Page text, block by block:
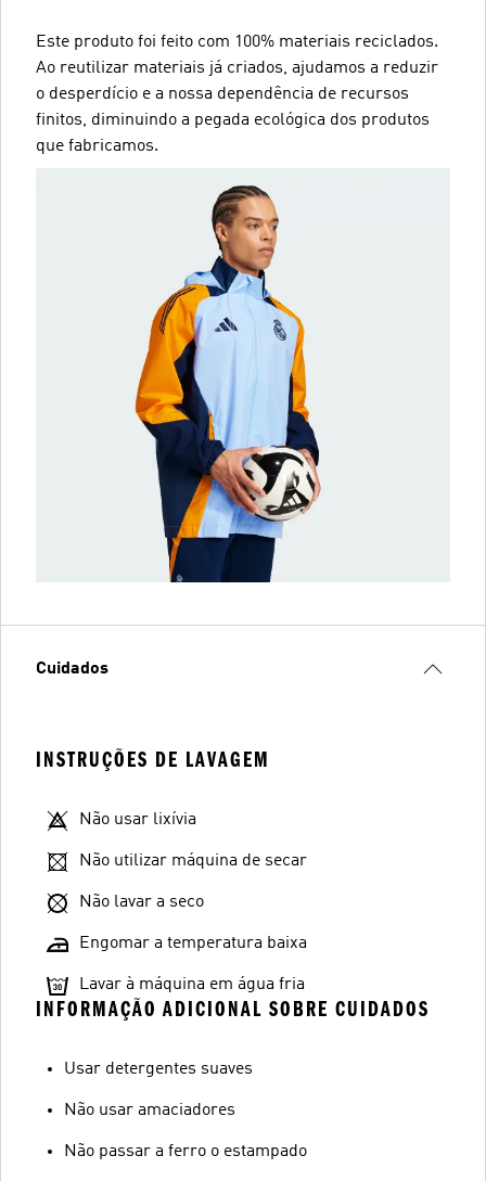
Este produto foi feito com 100% materiais reciclados.
Ao reutilizar materiais já criados, ajudamos a reduzir
o desperdício e a nossa dependência de recursos
finitos, diminuindo a pegada ecológica dos produtos
que fabricamos.
Cuidados
INSTRUÇÕES DE LAVAGEM
Não usar lixívia
Não utilizar máquina de secar
Não lavar a seco
Engomar a temperatura baixa
Lavar à máquina em água fria
INFORMAÇÃO ADICIONAL SOBRE CUIDADOS
Usar detergentes suaves
Não usar amaciadores
Não passar a ferro o estampado